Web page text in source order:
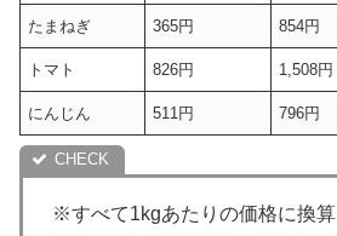
たまねぎ 365円 854円
トマト 826円 1,508円
にんじん 511円 796円
※すべて1kgあたりの価格に換算